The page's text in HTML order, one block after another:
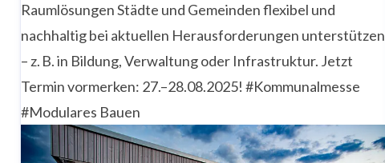
Raumlösungen Städte und Gemeinden flexibel und
nachhaltig bei aktuellen Herausforderungen unterstützen
– z. B. in Bildung, Verwaltung oder Infrastruktur. Jetzt
Termin vormerken: 27.–28.08.2025! #Kommunalmesse
#Modulares Bauen